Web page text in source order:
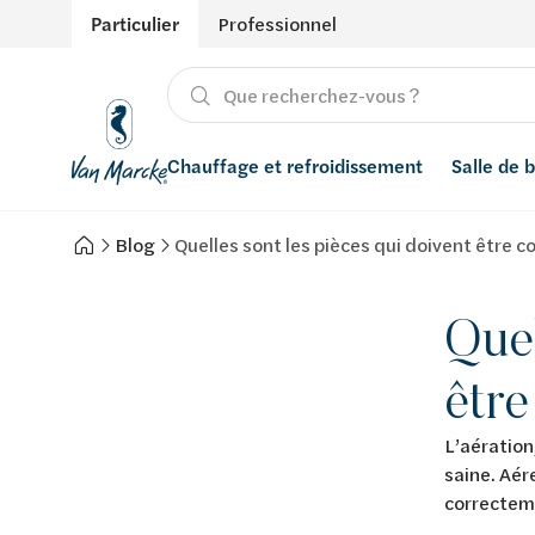
Particulier Professionnel
Chauffage et refroidissement
Chauffage
Salle de
Produits
Énergies renouvelables
Adoucisseurs d’eau
Blog Quelles sont les pièces qui doivent être
saine.